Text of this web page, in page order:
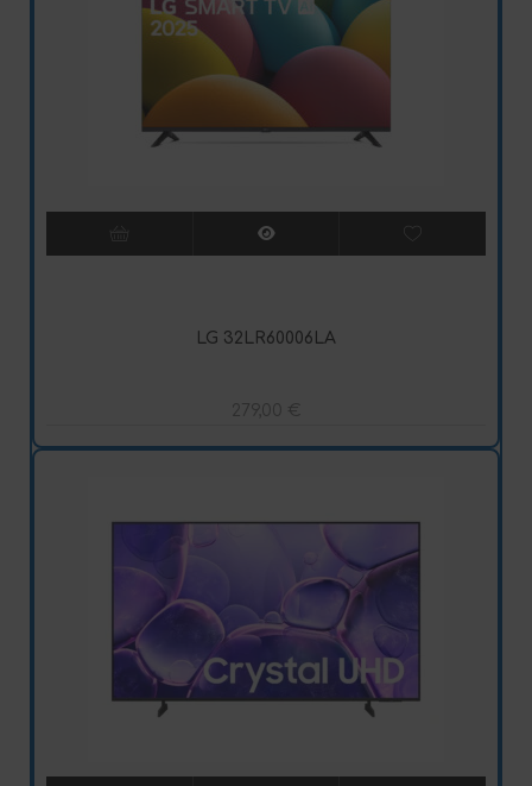
LG 32LR60006LA
279,00 €